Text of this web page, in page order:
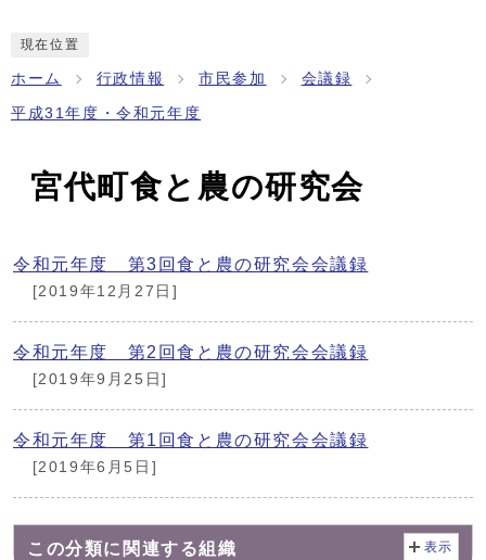
現在位置
ホーム 行政情報 市民参加 会議録
平成31年度・令和元年度
宮代町食と農の研究会
令和元年度 第3回食と農の研究会会議録
[2019年12月27日]
令和元年度 第2回食と農の研究会会議録
[2019年9月25日]
令和元年度 第1回食と農の研究会会議録
[2019年6月5日]
この分類に関連する組織 表示